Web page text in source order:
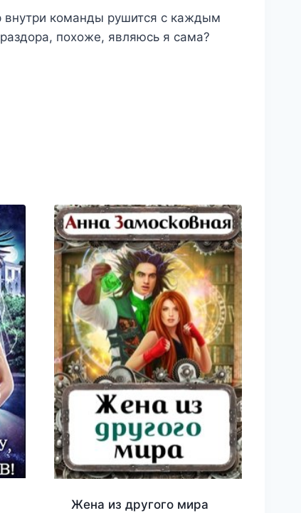
внутри команды рушится с каждым
похоже, являюсь я сама?
Жена из другого мира